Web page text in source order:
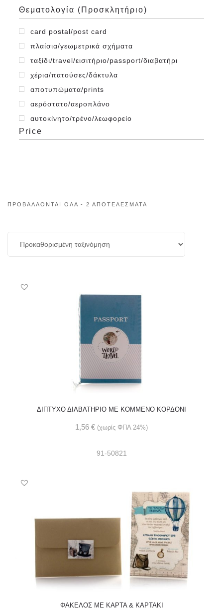
Θεματολογία (Προσκλητήριο)
card postal/post card
πλαίσια/γεωμετρικά σχήματα
ταξίδι/travel/εισιτήριο/passport/διαβατήρι
χέρια/πατούσες/δάκτυλα
αποτυπώματα/prints
αερόστατο/αεροπλάνο
αυτοκίνητο/τρένο/λεωφορείο
Price
ΠΡΟΒΆΛΛΟΝΤΑΙ ΌΛΑ - 2 ΑΠΟΤΕΛΈΣΜΑΤΑ
ΔΙΠΤΥΧΟ ΔΙΑΒΑΤΗΡΙΟ ΜΕ ΚΟΜΜΕΝΟ ΚΟΡΔΟΝΙ
1,56 € (χωρίς ΦΠΑ 24%)
91-50821
ΦΑΚΕΛΟΣ ME ΚΑΡΤΑ & ΚΑΡΤΑΚΙ